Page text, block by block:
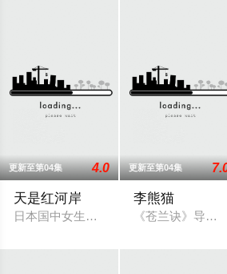
更新至第04集 4.0
天是红河岸
日本国中女生铃木夕梨被咒术牵引至纪
更新至第04集
李熊猫
《苍兰诀》导演